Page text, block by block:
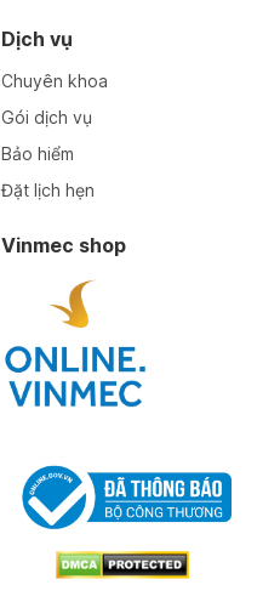
Dịch vụ
Chuyên khoa
Gói dịch vụ
Bảo hiểm
Đặt lịch hẹn
Vinmec shop